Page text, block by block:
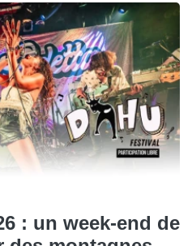
: un week-end de